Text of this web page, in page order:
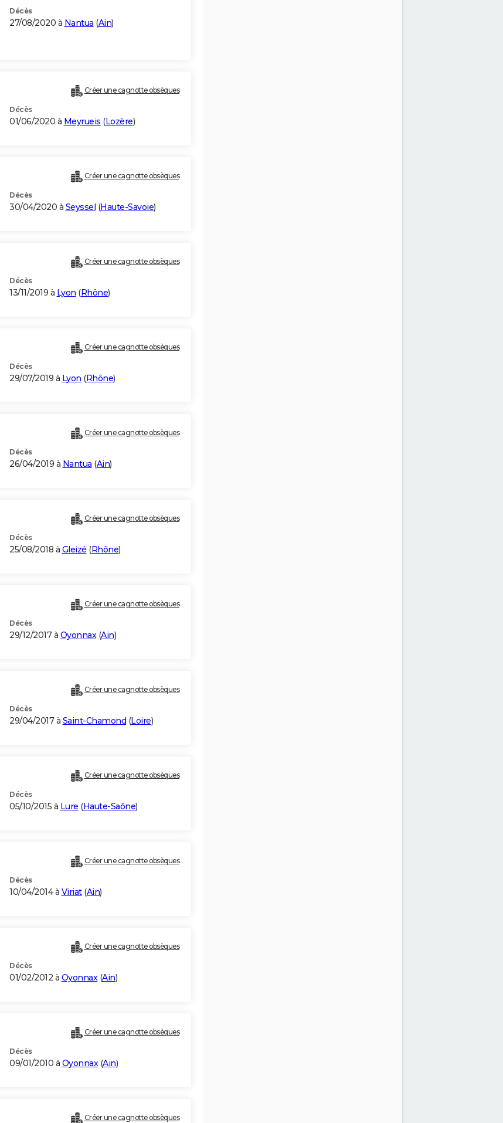
Décès
27/08/2020 à Nantua (Ain)
Créer une cagnotte obsèques
Décès
01/06/2020 à Meyrueis (Lozère)
Créer une cagnotte obsèques
Décès
30/04/2020 à Seyssel (Haute-Savoie)
Créer une cagnotte obsèques
Décès
13/11/2019 à Lyon (Rhône)
Créer une cagnotte obsèques
Décès
29/07/2019 à Lyon (Rhône)
Créer une cagnotte obsèques
Décès
26/04/2019 à Nantua (Ain)
Créer une cagnotte obsèques
Décès
25/08/2018 à Gleizé (Rhône)
Créer une cagnotte obsèques
Décès
29/12/2017 à Oyonnax(Ain)
Créer une cagnotte obsèques
Décès
29/04/2017 à Saint-Chamond (Loire)
Créer une cagnotte obsèques
Décès
05/10/2015 à Lure (Haute-Saône)
Créer une cagnotte obsèques
Décès
10/04/2014 à Viriat(Ain)
Créer une cagnotte obsèques
Décès
01/02/2012 à Oyonnax(Ain)
Créer une cagnotte obsèques
Décès
09/01/2010 à Oyonnax(Ain)
Créer une cagnotte obsèques